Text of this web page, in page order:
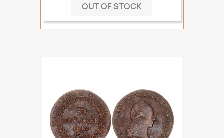
OUT OF STOCK